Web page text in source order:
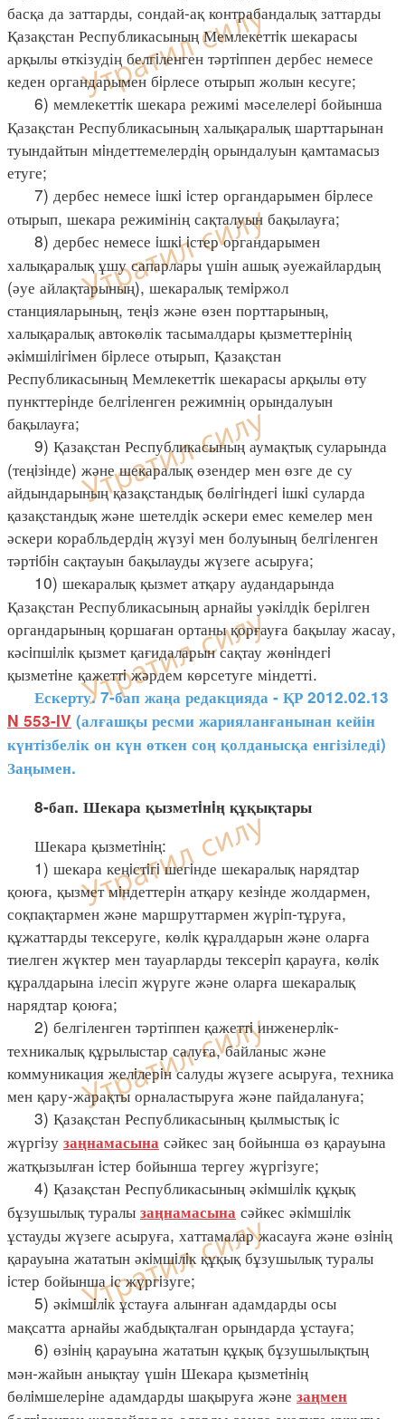
басқа да заттарды, сондай-ақ контрабандалық заттарды
Қазақстан Республикасының Мемлекеттiк шекарасы
арқылы өткізудің белгiленген тәртiппен дербес немесе
кеден органдарымен бiрлесе отырып жолын кесуге;
6) мемлекеттiк шекара режимі мәселелерi бойынша
Қазақстан Республикасының халықаралық шарттарынан
туындайтын мiндеттемелердiң орындалуын қамтамасыз
етуге;
7) дербес немесе iшкi iстер органдарымен бiрлесе
отырып, шекара режимінің сақталуын бақылауға;
8) дербес немесе iшкi iстер органдарымен
халықаралық ұшу сапарлары үшiн ашық әуежайлардың
(әуе айлақтарының), шекаралық темiржол
станцияларының, теңiз және өзен порттарының,
халықаралық автокөлік тасымалдары қызметтерiнiң
әкiмшiлiгiмен бiрлесе отырып, Қазақстан
Республикасының Мемлекеттiк шекарасы арқылы өту
пункттерiнде белгiленген режимнің орындалуын
бақылауға;
9) Қазақстан Республикасының аумақтық суларында
(теңiзiнде) және шекаралық өзендер мен өзге де су
айдындарының қазақстандық бөлiгiндегi iшкi суларда
қазақстандық және шетелдiк әскери емес кемелер мен
әскери корабльдердiң жүзуi мен болуының белгiленген
тәртiбiн сақтауын бақылауды жүзеге асыруға;
10) шекаралық қызмет атқару аудандарында
Қазақстан Республикасының арнайы уәкiлдiк берiлген
органдарының қоршаған ортаны қорғауға бақылау жасау,
кәсiпшiлiк қызмет қағидаларын сақтау жөнiндегi
қызметiне қажеттi жәрдем көрсетуге міндетті.
Ескерту. 7-бап жаңа редакцияда - ҚР 2012.02.13
N 553-IV (алғашқы ресми жарияланғанынан кейін
күнтізбелік он күн өткен соң қолданысқа енгізіледі)
Заңымен.
8-бап. Шекара қызметiнiң құқықтары
Шекара қызметiнiң:
1) шекара кеңiстiгi шегiнде шекаралық нарядтар
қоюға, қызмет мiндеттерiн атқару кезiнде жолдармен,
соқпақтармен және маршруттармен жүрiп-тұруға,
құжаттарды тексеруге, көлiк құралдарын және оларға
тиелген жүктер мен тауарларды тексерiп қарауға, көлiк
құралдарына ілесіп жүруге және оларға шекаралық
нарядтар қоюға;
2) белгіленген тәртіппен қажеттi инженерлiк-
техникалық құрылыстар салуға, байланыс және
коммуникация желiлерiн салуды жүзеге асыруға, техника
мен қару-жарақты орналастыруға және пайдалануға;
3) Қазақстан Республикасының қылмыстық iс
жүргiзу заңнамасына сәйкес заң бойынша өз қарауына
жатқызылған iстер бойынша тергеу жүргiзуге;
4) Қазақстан Республикасының әкiмшiлiк құқық
бұзушылық туралы заңнамасына сәйкес әкiмшiлiк
ұстауды жүзеге асыруға, хаттамалар жасауға және өзiнiң
қарауына жататын әкiмшiлiк құқық бұзушылық туралы
iстер бойынша iс жүргiзуге;
5) әкiмшiлiк ұстауға алынған адамдарды осы
мақсатта арнайы жабдықталған орындарда ұстауға;
6) өзiнiң қарауына жататын құқық бұзушылықтың
мән-жайын анықтау үшiн Шекара қызметiнiң
бөлiмшелерiне адамдарды шақыруға және заңмен